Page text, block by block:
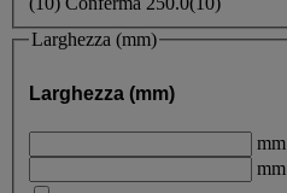
Larghezza (mm)
Larghezza (mm)
mm
mm